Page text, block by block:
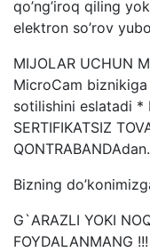
qo’ng’iroq qiling
elektron so’rov
MIJOLAR UCHUN
MicroCam biznikiga
sotilishini eslatadi *
SERTIFIKATSIZ
QONTRABANDAdan.
Bizning
G`ARAZLI YOKI
FOYDALANMANG !!!